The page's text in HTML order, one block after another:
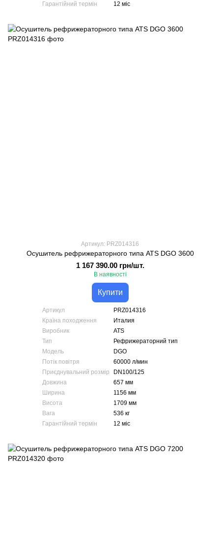
Гарантійний термін
12 міс
Артикул: PRZ014316
Осушитель рефрижераторного типа ATS DGO 3600
1 167 390.00 грн/шт.
В наявності
Купити
Артикул
PRZ014316
Країна походження
Италия
Виробник
ATS
Тип
Рефрижераторний тип
Модель
DGO
Потік повітря
60000 л/мин
Приєднувальний розмір
DN100/125
Довжина
657 мм
Ширина
1156 мм
Висота
1709 мм
Вага
536 кг
Гарантійний термін
12 міс